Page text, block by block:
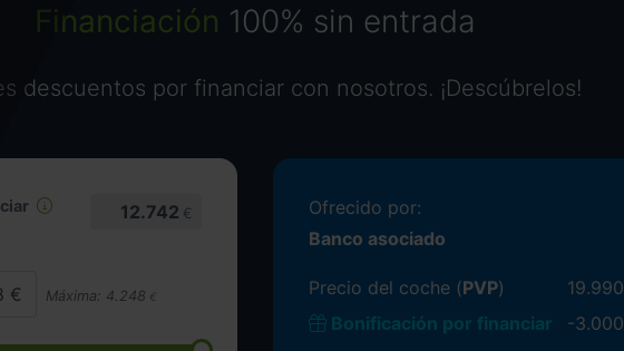
Financiación 100% sin entrada
descuentos por financiar con nosotros. ¡Descúbrelos!
12.742 €
Máxima: 4.248 €
Ofrecido por:
Banco asociado
Precio del coche (PVP) 19.990
Bonificación por financiar -3.000